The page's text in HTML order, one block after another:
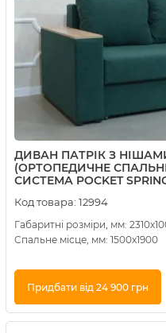
ДИВАН ПАТРІК З
(ОРТОПЕДИЧНЕ
СИСТЕМА POCKET
Код товара: 12994
Габаритні розміри, мм:
Спальне місце, мм: 1500х1900
Придбати від 24 900 грн
Купити в 1 клік